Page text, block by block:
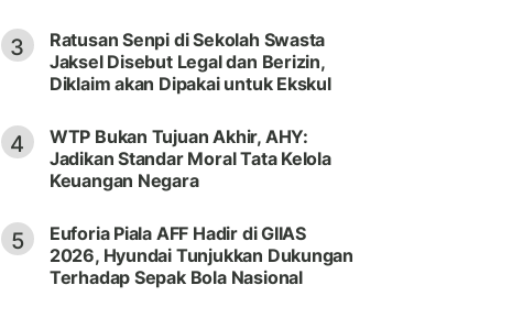
3
Ratusan Senpi di Sekolah Swasta
Jaksel Disebut Legal dan Berizin,
Diklaim akan Dipakai untuk Ekskul
4
WTP Bukan Tujuan Akhir, AHY:
Jadikan Standar Moral Tata Kelola
Keuangan Negara
5
Euforia Piala AFF Hadir di GIIAS
2026, Hyundai Tunjukkan Dukungan
Terhadap Sepak Bola Nasional